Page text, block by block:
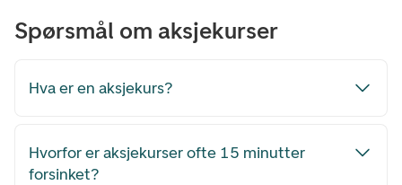
Spørsmål om aksjekurser
Hva er en aksjekurs?
Hvorfor er aksjekurser ofte 15 minutter
forsinket?